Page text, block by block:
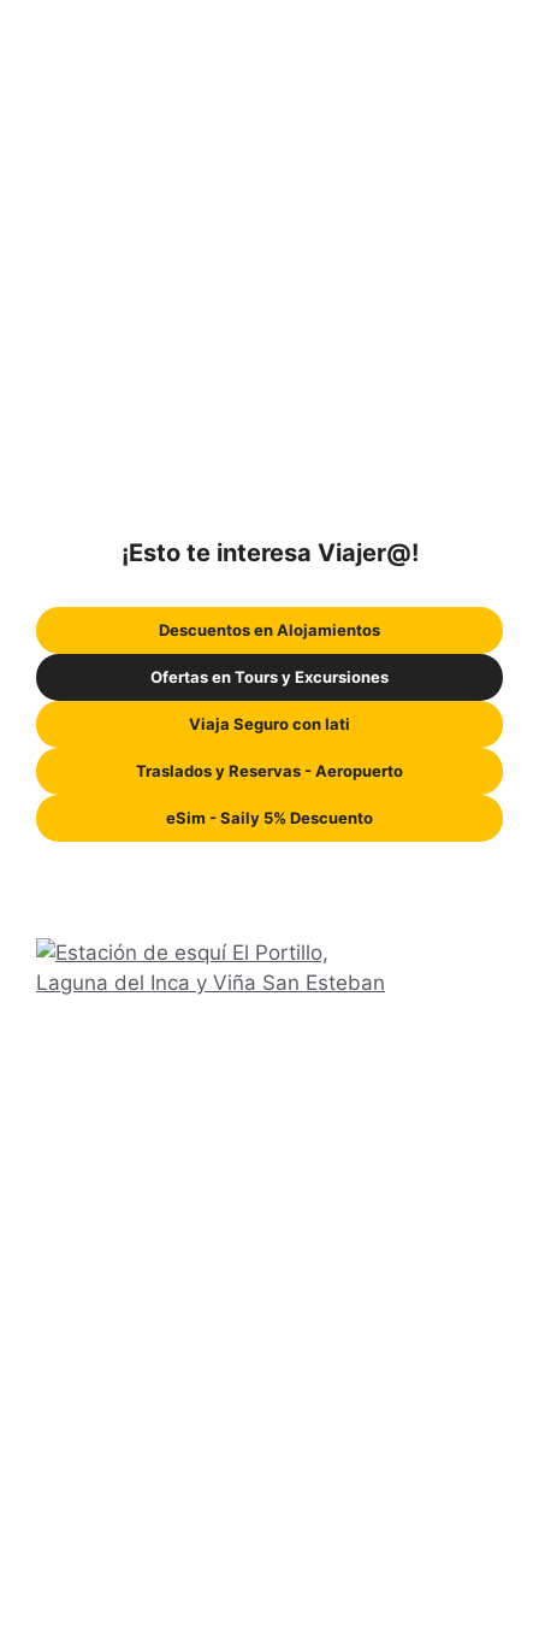
¡Esto te interesa Viajer@!
Descuentos en Alojamientos
Ofertas en Tours y Excursiones
Viaja Seguro con Iati
Traslados y Reservas - Aeropuerto
eSim - Saily 5% Descuento